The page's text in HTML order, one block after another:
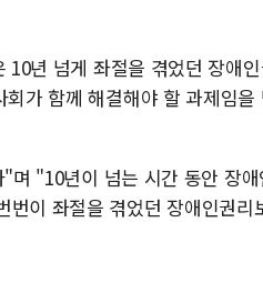
년 넘게 좌절을 겪었던 장애
가 함께 해결해야 할 과제임
"10년이 넘는 시간 동안 장
이 좌절을 겪었던 장애인권리